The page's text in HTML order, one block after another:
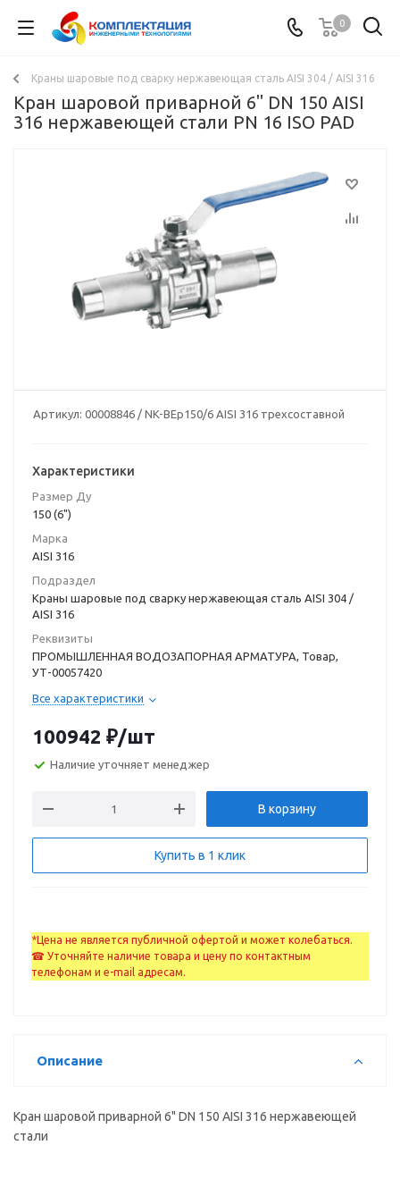
0
Краны шаровые под сварку нержавеющая сталь AISI 304 / AISI 316
Кран шаровой приварной 6" DN 150 AISI
316 нержавеющей стали PN 16 ISO PAD
Артикул: 00008846 / NK-BEp150/6 AISI 316 трехсоставной
Характеристики
Размер Ду
150 (6")
Марка
AISI 316
Подраздел
Краны шаровые под сварку нержавеющая сталь AISI 304 /
AISI 316
Реквизиты
ПРОМЫШЛЕННАЯ ВОДОЗАПОРНАЯ АРМАТУРА, Товар,
УТ-00057420
Все характеристики
100942 ₽/шт
Наличие уточняет менеджер
В корзину
Купить в 1 клик
*Цена не является публичной офертой и может колебаться.
☎ Уточняйте наличие товара и цену по контактным
телефонам и e-mail адресам.
Описание
Кран шаровой приварной 6" DN 150 AISI 316 нержавеющей
стали